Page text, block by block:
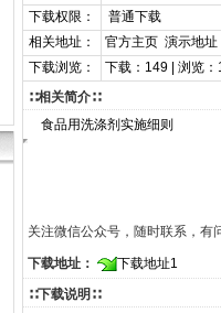
下载权限：
普通下载
相关地址：
官方主页 演示地址
下载浏览：
下载：149 | 浏览
∷相关简介∷
食品用洗涤剂实施细则
关注微信公众号，随时联系，有
下载地址：
下载地址1
∷下载说明∷